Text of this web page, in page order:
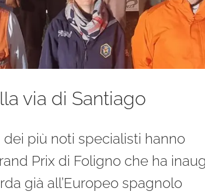
via di Santiago
più noti specialisti hanno
Prix di Foligno che ha
già all’Europeo spagnolo